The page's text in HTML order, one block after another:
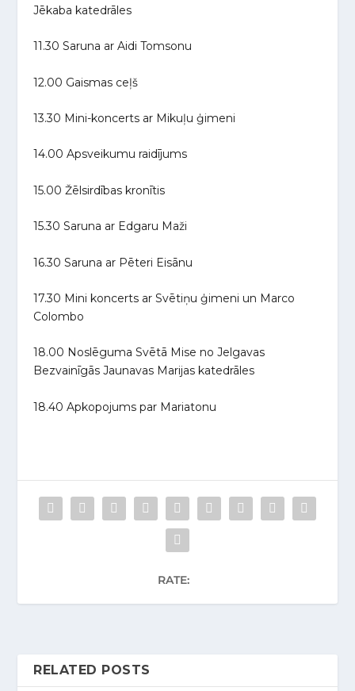
Jēkaba katedrāles
11.30 Saruna ar Aidi Tomsonu
12.00 Gaismas ceļš
13.30 Mini-koncerts ar Mikuļu ģimeni
14.00 Apsveikumu raidījums
15.00 Žēlsirdības kronītis
15.30 Saruna ar Edgaru Maži
16.30 Saruna ar Pēteri Eisānu
17.30 Mini koncerts ar Svētiņu ģimeni un Marco
Colombo
18.00 Noslēguma Svētā Mise no Jelgavas
Bezvainīgās Jaunavas Marijas katedrāles
18.40 Apkopojums par Mariatonu
RATE:
RELATED POSTS